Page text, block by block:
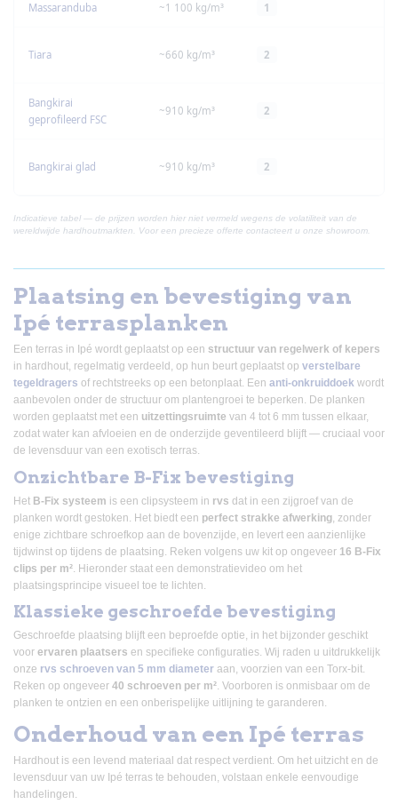
Massaranduba ~1 100 kg/m³ 1
Tiara ~660 kg/m³ 2
Bangkirai
geprofileerd FSC
~910 kg/m³ 2
Bangkirai glad ~910 kg/m³ 2
Indicatieve tabel — de prijzen worden hier niet vermeld wegens de volatiliteit van de
wereldwijde hardhoutmarkten. Voor een precieze offerte contacteert u onze showroom.
Plaatsing en bevestiging van
Ipé terrasplanken
Een terras in Ipé wordt geplaatst op een structuur van regelwerk of kepers
in hardhout, regelmatig verdeeld, op hun beurt geplaatst op verstelbare
tegeldragers of rechtstreeks op een betonplaat. Een anti-onkruiddoek wordt
aanbevolen onder de structuur om plantengroei te beperken. De planken
worden geplaatst met een uitzettingsruimte van 4 tot 6 mm tussen elkaar,
zodat water kan afvloeien en de onderzijde geventileerd blijft — cruciaal voor
de levensduur van een exotisch terras.
Onzichtbare B-Fix bevestiging
Het B-Fix systeem is een clipsysteem in rvs dat in een zijgroef van de
planken wordt gestoken. Het biedt een perfect strakke afwerking , zonder
enige zichtbare schroefkop aan de bovenzijde, en levert een aanzienlijke
tijdwinst op tijdens de plaatsing. Reken volgens uw kit op ongeveer 16 B-Fix
clips per m² . Hieronder staat een demonstratievideo om het
plaatsingsprincipe visueel toe te lichten.
Klassieke geschroefde bevestiging
Geschroefde plaatsing blijft een beproefde optie, in het bijzonder geschikt
voor ervaren plaatsers en specifieke configuraties. Wij raden u uitdrukkelijk
onze rvs schroeven van 5 mm diameter aan, voorzien van een Torx-bit.
Reken op ongeveer 40 schroeven per m². Voorboren is onmisbaar om de
planken te ontzien en een onberispelijke uitlijning te garanderen.
Onderhoud van een Ipé terras
Hardhout is een levend materiaal dat respect verdient. Om het uitzicht en de
levensduur van uw Ipé terras te behouden, volstaan enkele eenvoudige
handelingen.